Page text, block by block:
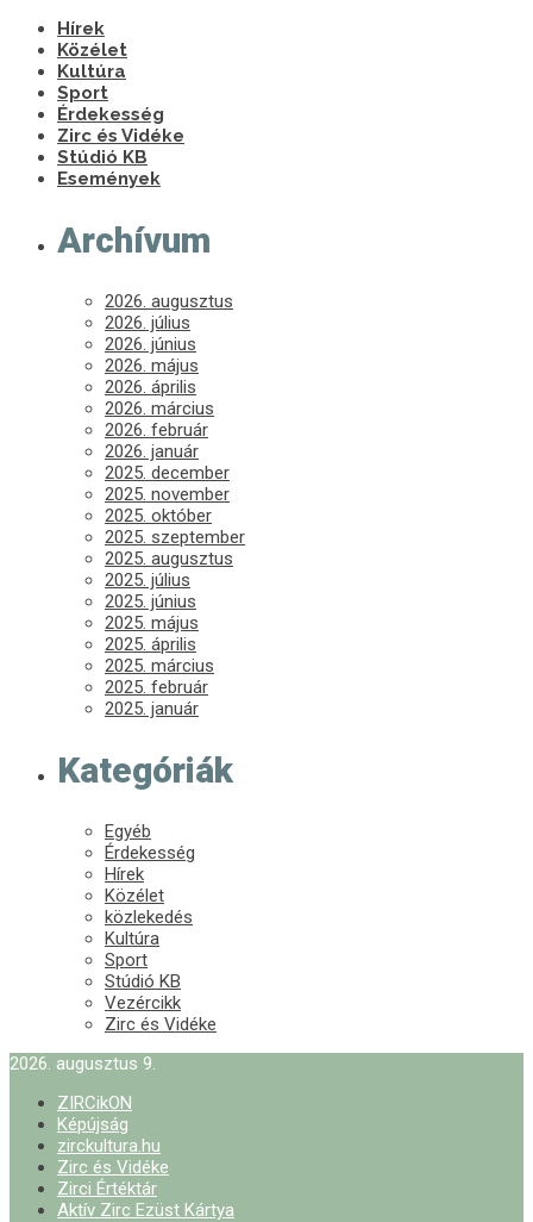
Hírek
Közélet
Kultúra
Sport
Érdekesség
Zirc és Vidéke
Stúdió KB
Események
Archívum
2026. augusztus
2026. július
2026. június
2026. május
2026. április
2026. március
2026. február
2026. január
2025. december
2025. november
2025. október
2025. szeptember
2025. augusztus
2025. július
2025. június
2025. május
2025. április
2025. március
2025. február
2025. január
Kategóriák
Egyéb
Érdekesség
Hírek
Közélet
közlekedés
Kultúra
Sport
Stúdió KB
Vezércikk
Zirc és Vidéke
2026. augusztus 9.
ZIRCikON
Képújság
zirckultura.hu
Zirc és Vidéke
Zirci Értéktár
Aktív Zirc Ezüst Kártya